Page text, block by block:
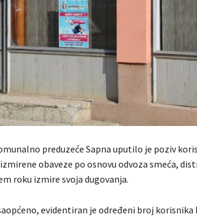
preduzeće Sapna uputilo je poziv
obaveze po osnovu odvoza smeća,
roku izmire svoja dugovanja.
evidentiran je određeni broj